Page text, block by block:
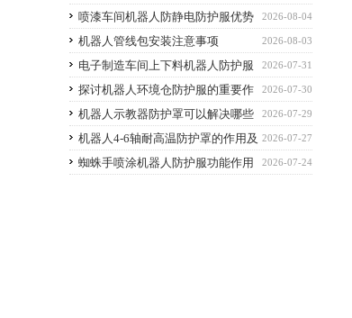
用
2026-08-04
喷漆车间机器人防静电防护服优势
解析与选购避坑要点
2026-08-03
机器人管线包安装注意事项
2026-07-31
电子制造车间上下料机器人防护服
应该选什么功能的
2026-07-30
探讨机器人环境仓防护服的重要作
用
2026-07-29
机器人示教器防护罩可以解决哪些
痛点？
2026-07-27
机器人4-6轴耐高温防护罩的作用及
优点
2026-07-24
蜘蛛手喷涂机器人防护服功能作用